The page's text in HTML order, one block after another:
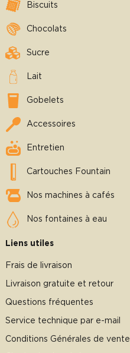
Biscuits
Chocolats
Sucre
Lait
Gobelets
Accessoires
Entretien
Cartouches Fountain
Nos machines à cafés
Nos fontaines à eau
Liens utiles
Frais de livraison
Livraison gratuite et retour
Questions fréquentes
Service technique par e-mail
Conditions Générales de vente